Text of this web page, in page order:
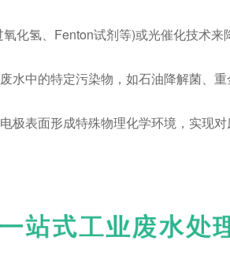
氢、Fenton试剂等)或光催化技术来
中的特定污染物，如石油降解菌、重
表面形成特殊物理化学环境，实现对